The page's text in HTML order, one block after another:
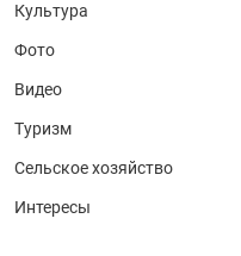
Культура
Фото
Видео
Туризм
Сельское хозяйство
Интересы